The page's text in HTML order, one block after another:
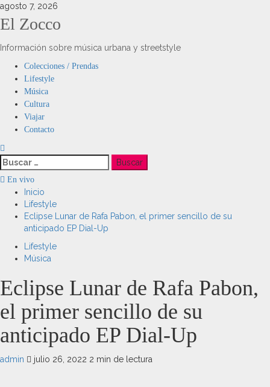
Saltar
al
contenido
agosto 7, 2026
El Zocco
Información sobre música urbana y streetstyle
Menú
principal
Colecciones / Prendas
Lifestyle
Música
Cultura
Viajar
Contacto
Buscar:
En vivo
Inicio
Lifestyle
Eclipse Lunar de Rafa Pabon, el primer sencillo de su
anticipado EP Dial-Up
Lifestyle
Música
Eclipse Lunar de Rafa Pabon,
el primer sencillo de su
anticipado EP Dial-Up
admin julio 26, 2022 2 min de lectura